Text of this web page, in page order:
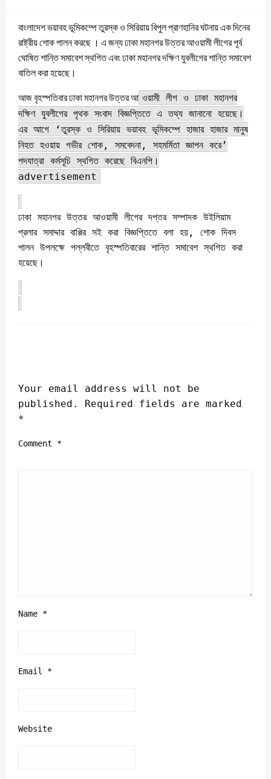
বাংলাদেশ ভয়াবহ ভূমিকম্পে তুরস্ক ও সিরিয়ায় বিপুল প্রাণহানির ঘটনায় এক দিনের
রাষ্ট্রীয় শোক পালন করছে । এ জন্য ঢাকা মহানগর উত্তর আওয়ামী লীগের পূর্ব
ঘোষিত শান্তি সমাবেশ স্থগিত এবং ঢাকা মহানগর দক্ষিণ যুবলীগের শান্তি সমাবেশ
বাতিল করা হয়েছে।
আজ বৃহস্পতিবার ঢাকা মহানগর উত্তর আ ওয়ামী লীগ ও ঢাকা মহানগর
দক্ষিণ যুবলীগের পৃথক সংবাদ বিজ্ঞপ্তিতে এ তথ্য জানানো হয়েছে।
এর আগে ‘তুরস্ক ও সিরিয়ায় ভয়াবহ ভূমিকম্পে হাজার হাজার মানুষ
নিহত হওয়ায় গভীর শোক, সমবেদনা, সহমর্মিতা জ্ঞাপন করে’
পদযাত্রা কর্মসূচি স্থগিত করেছে বিএনপি।
advertisement
ঢাকা মহানগর উত্তর আওয়ামী লীগের দপ্তর সম্পাদক উইলিয়াম
প্রলার সমাদ্দার বাপ্পির সই করা বিজ্ঞপ্তিতে বলা হয়, শোক দিবস
পালন উপলক্ষে পল্লবীতে বৃহস্পতিবারের শান্তি সমাবেশ স্থগিত করা
হয়েছে।
Your email address will not be
published.
Required fields are marked
*
Comment *
Name *
Email *
Website